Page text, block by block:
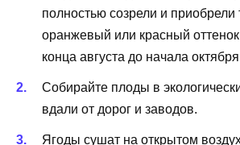
полностью созрели и
оранжевый или красный
конца августа до начала
Собирайте плоды в
вдали от дорог и заводов.
Ягоды сушат на открытом